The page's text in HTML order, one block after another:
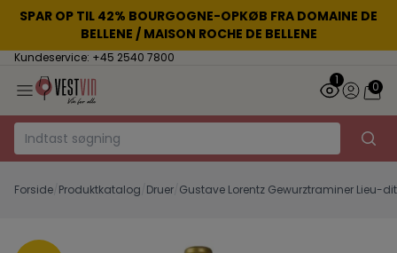
SPAR OP TIL 42% BOURGOGNE-OPKØB FRA DOMAINE DE
BELLENE / MAISON ROCHE DE BELLENE
Kundeservice: +45 2540 7800
1
0
Forside Produktkatalog Druer Gustave Lorentz Gewurztraminer Lieu-